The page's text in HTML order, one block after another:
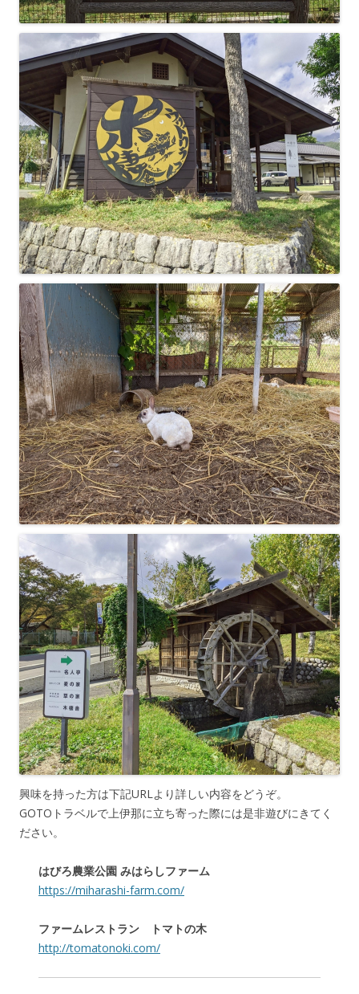
興味を持った方は下記URLより詳しい内容をどうぞ。
GOTOトラベルで上伊那に立ち寄った際には是非遊びにきてく
ださい。
はびろ農業公園 みはらしファーム
https://miharashi-farm.com/
ファームレストラン トマトの木
http://tomatonoki.com/